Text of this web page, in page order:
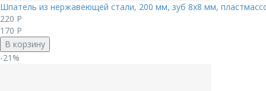
Шпатель из нержавеющей стали, 200 мм, зуб 8х8 мм,
220 Р
170 Р
В корзину
-21%